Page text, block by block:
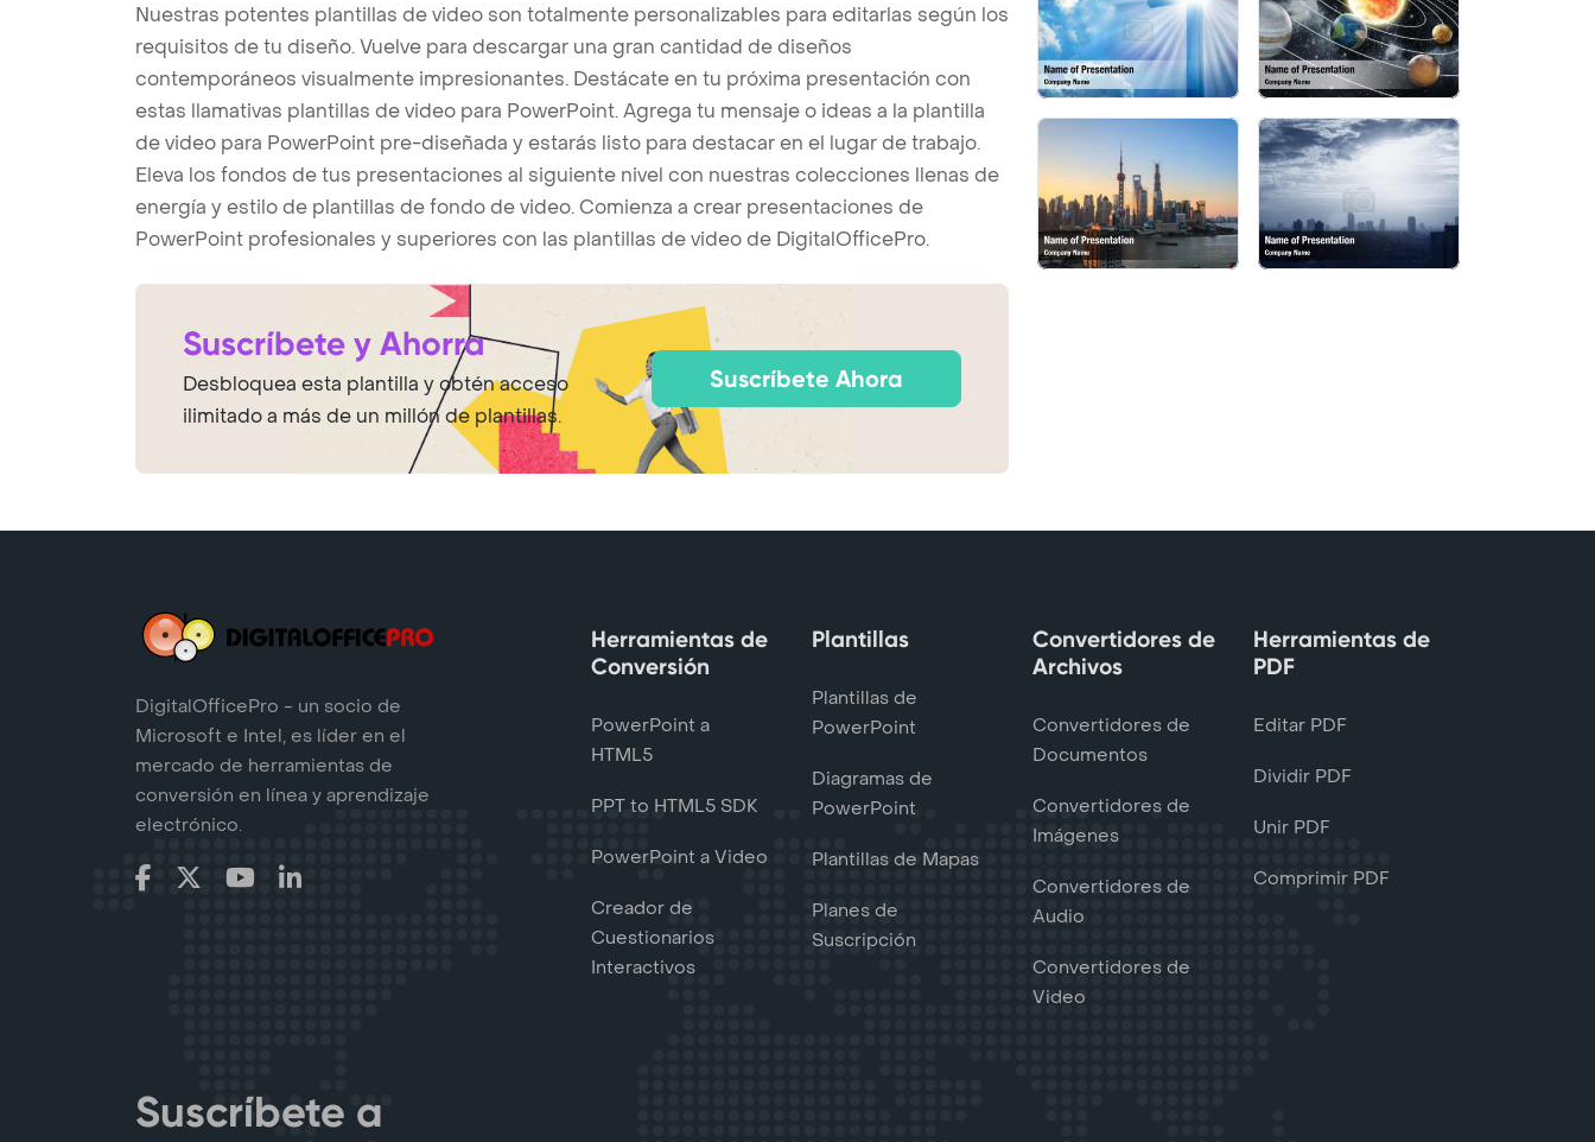
Nuestras potentes plantillas de video son totalmente personalizables para editarlas según los
requisitos de tu diseño. Vuelve para descargar una gran cantidad de diseños
contemporáneos visualmente impresionantes. Destácate en tu próxima presentación con
estas llamativas plantillas de video para PowerPoint. Agrega tu mensaje o ideas a la plantilla
de video para PowerPoint pre-diseñada y estarás listo para destacar en el lugar de trabajo.
Eleva los fondos de tus presentaciones al siguiente nivel con nuestras colecciones llenas de
energía y estilo de plantillas de fondo de video. Comienza a crear presentaciones de
PowerPoint profesionales y superiores con las plantillas de video de DigitalOfficePro.
Suscríbete y Ahorra
Desbloquea esta plantilla y obtén acceso
ilimitado a más de un millón de plantillas.
Suscríbete Ahora
DigitalOfficePro - un socio de
Microsoft e Intel, es líder en el
mercado de herramientas de
conversión en línea y aprendizaje
electrónico.
Herramientas de
Conversión
PowerPoint a
HTML5
PPT to HTML5 SDK
PowerPoint a Video
Creador de
Cuestionarios
Interactivos
Plantillas
Plantillas de
PowerPoint
Diagramas de
PowerPoint
Plantillas de Mapas
Planes de
Suscripción
Convertidores de
Archivos
Convertidores de
Documentos
Convertidores de
Imágenes
Convertidores de
Audio
Convertidores de
Video
Herramientas de
PDF
Editar PDF
Dividir PDF
Unir PDF
Comprimir PDF
Suscríbete a